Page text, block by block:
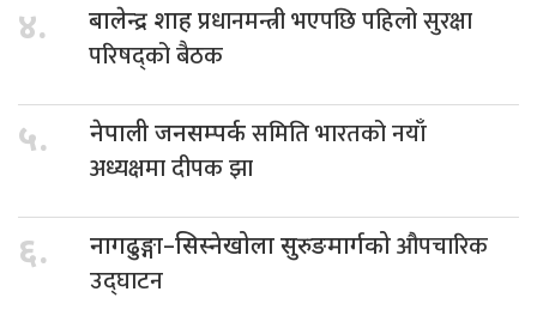
४. बालेन्द्र शाहप्रधानमन्त्री भएपछि पहिलो सुरक्षा
परिषद्को बैठक
५. नेपाली जनसम्पर्कसमिति भारतको नयाँ
अध्यक्षमा दीपक झा
६. नागढुङ्गा–सिस्नेखोला सुरुङमार्गकोऔपचारिक
उद्घाटन